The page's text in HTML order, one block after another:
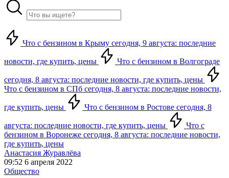
Что с бензином в Крыму сегодня, 9 августа: последние
новости, где купить, цены Что с бензином в Волгограде
сегодня, 8 августа: последние новости, где купить, цены
Что с бензином в СПб сегодня, 8 августа: последние новости,
где купить, цены Что с бензином в Ростове сегодня, 8
августа: последние новости, где купить, цены
Что с
бензином в Воронеже сегодня, 8 августа: последние новости,
где купить, цены
Анастасия Журавлёва
09:52 6 апреля 2022
Общество